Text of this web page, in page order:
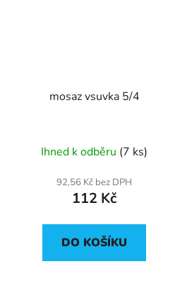
mosaz vsuvka 5/4
Ihned k odběru (7 ks)
92,56 Kč bez DPH
112 Kč
DO KOŠÍKU